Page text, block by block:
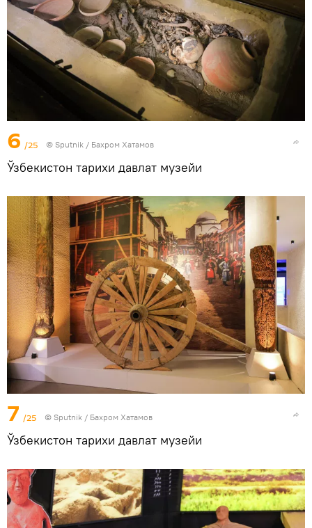
6 /25 © Sputnik / Бахром Хатамов
Ўзбекистон тарихи давлат музейи
7 /25 © Sputnik / Бахром Хатамов
Ўзбекистон тарихи давлат музейи